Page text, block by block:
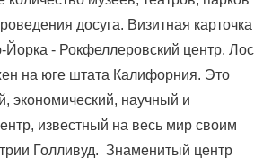
досуга. Визитная карточка
- Рокфеллеровский центр. Лос
на юге штата Калифорния. Это
экономический, научный и
известный на весь мир своим
Голливуд. Знаменитый центр